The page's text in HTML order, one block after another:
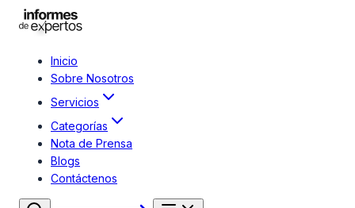
Inicio
Sobre Nosotros
Servicios
Categorías
Nota de Prensa
Blogs
Contáctenos